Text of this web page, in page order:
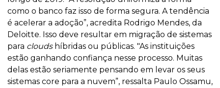
como o banco faz isso de forma segura. A tendência
é acelerar a adoção”, acredita Rodrigo Mendes, da
Deloitte. Isso deve resultar em migração de sistemas
para cloudshíbridas ou públicas. "As instituições
estão ganhando confiança nesse processo. Muitas
delas estão seriamente pensando em levar os seus
sistemas core para a nuvem”, ressalta Paulo Ossamu,